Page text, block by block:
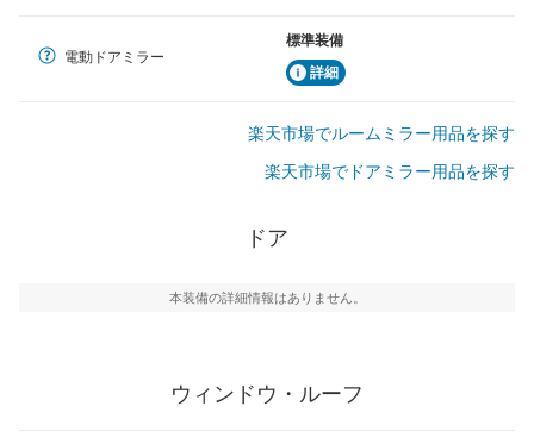
電動ドアミラー
標準装備
詳細
楽天市場でルームミラー用品を探す
楽天市場でドアミラー用品を探す
ドア
本装備の詳細情報はありません。
ウィンドウ・ルーフ